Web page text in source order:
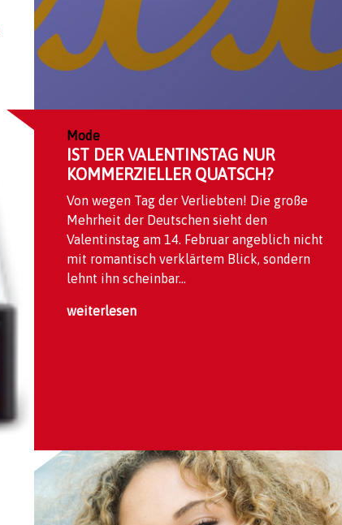
Mode
IST DER VALENTINSTAG NUR
KOMMERZIELLER QUATSCH?
Von wegen Tag der Verliebten! Die große
Mehrheit der Deutschen sieht den
Valentinstag am 14. Februar angeblich nicht
mit romantisch verklärtem Blick, sondern
lehnt ihn scheinbar...
weiterlesen